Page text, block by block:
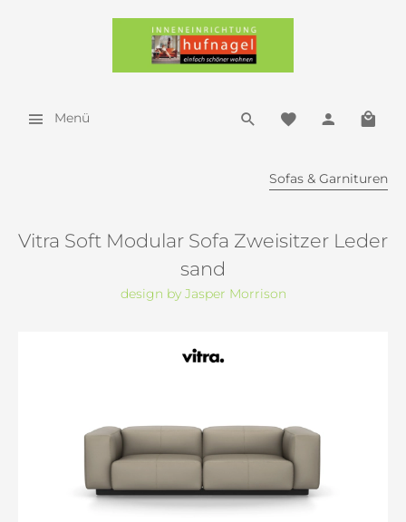
Menü
Sofas & Garnituren
Vitra Soft Modular Sofa Zweisitzer Leder
sand
design by Jasper Morrison